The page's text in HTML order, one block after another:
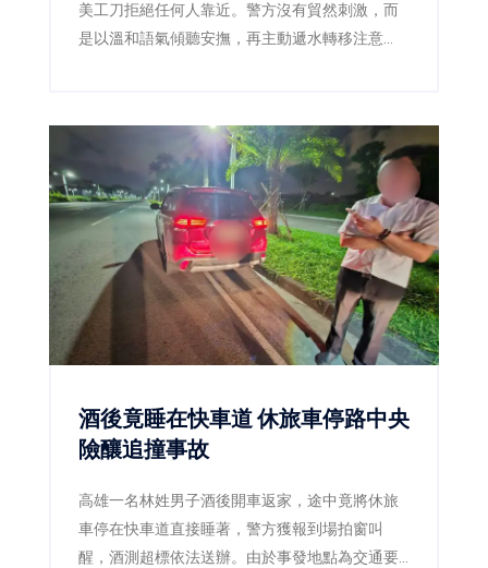
美工刀拒絕任何人靠近。警方沒有貿然刺激，而
是以溫和語氣傾聽安撫，再主動遞水轉移注意
酒後竟睡在快車道 休旅車停路中央
險釀追撞事故
高雄一名林姓男子酒後開車返家，途中竟將休旅
車停在快車道直接睡著，警方獲報到場拍窗叫
醒，酒測超標依法送辦。由於事發地點為交通要